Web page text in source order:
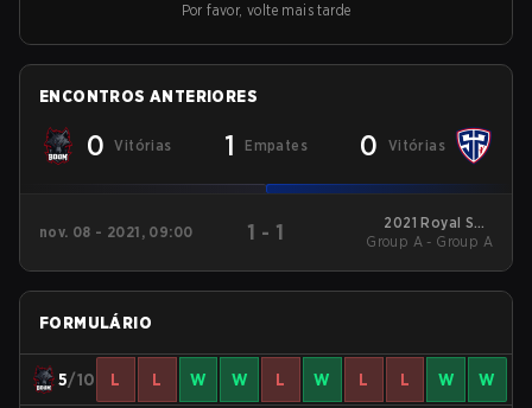
Por favor, volte mais tarde
ENCONTROS ANTERIORES
0 Vitórias 1 Empates 0 Vitórias
nov. 08 - 2021, 09:00 1 - 1
2021 Royal SEA
Challenge
Group A - Group A
FORMULÁRIO
5/10 L L W W L W L L W W